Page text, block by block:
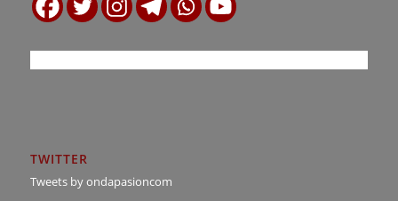
TWITTER
Tweets by ondapasioncom